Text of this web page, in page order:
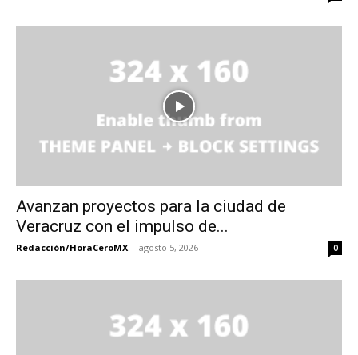
Avanzan proyectos para la ciudad de
Veracruz con el impulso de...
Redacción/HoraCeroMX - agosto 5, 2026 0